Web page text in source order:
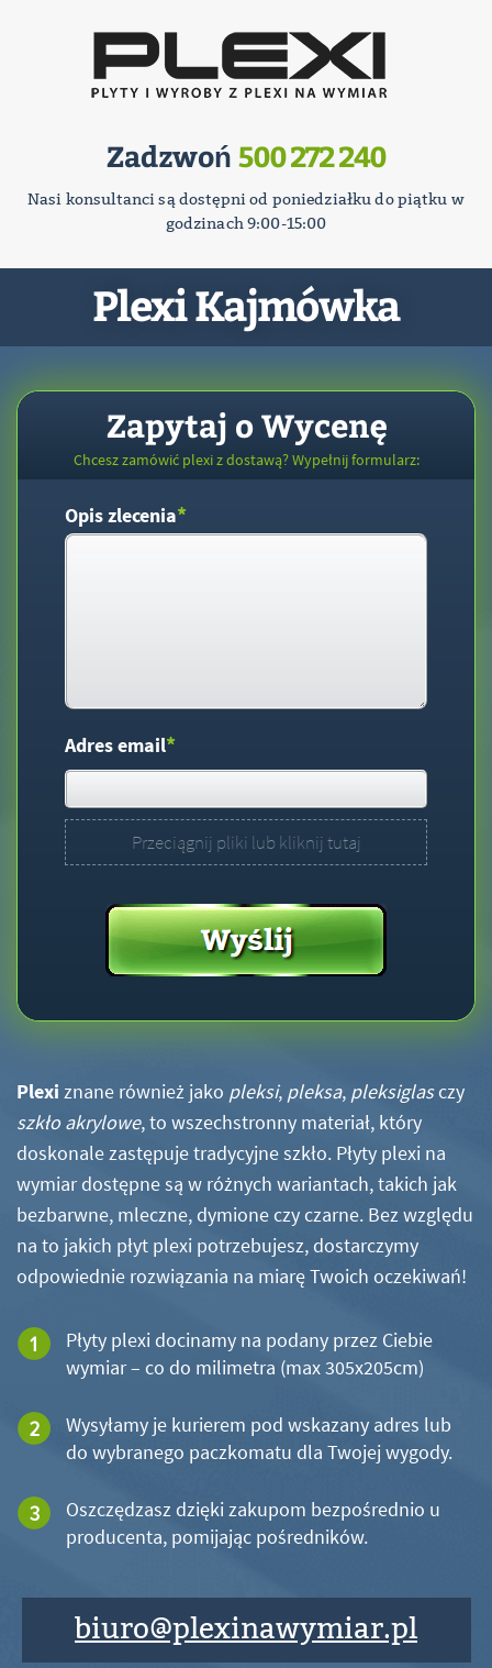
Zadzwoń 500 272 240
Nasi konsultanci są dostępni od poniedziałku do piątku w
godzinach 9:00-15:00
Plexi Kajmówka
Zapytaj o Wycenę
Chcesz zamówić plexi z dostawą? Wypełnij formularz:
Opis zlecenia*
Adres email*
Przeciągnij pliki lub kliknij tutaj
Plexi znane również jako pleksi, pleksa, pleksiglasczy
szkło akrylowe, to wszechstronny materiał, który
doskonale zastępuje tradycyjne szkło. Płyty plexi na
wymiar dostępne są w różnych wariantach, takich jak
bezbarwne, mleczne, dymione czy czarne. Bez względu
na to jakich płyt plexi potrzebujesz, dostarczymy
odpowiednie rozwiązania na miarę Twoich oczekiwań!
Płyty plexi docinamy na podany przez Ciebie
wymiar – co do milimetra (max 305x205cm)
Wysyłamy je kurierem pod wskazany adres lub
do wybranego paczkomatu dla Twojej wygody.
Oszczędzasz dzięki zakupom bezpośrednio u
producenta, pomijając pośredników.
biuro@plexinawymiar.pl